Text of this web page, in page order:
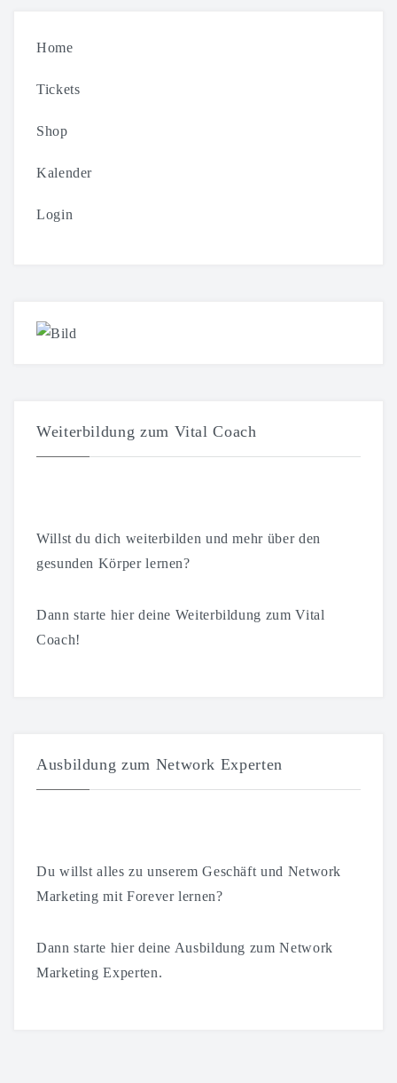
Home
Tickets
Shop
Kalender
Login
Weiterbildung zum Vital Coach
Willst du dich weiterbilden und mehr über den
gesunden Körper lernen?
Dann starte hier deine Weiterbildung zum Vital
Coach!
Ausbildung zum Network Experten
Du willst alles zu unserem Geschäft und Network
Marketing mit Forever lernen?
Dann starte hier deine Ausbildung zum Network
Marketing Experten.